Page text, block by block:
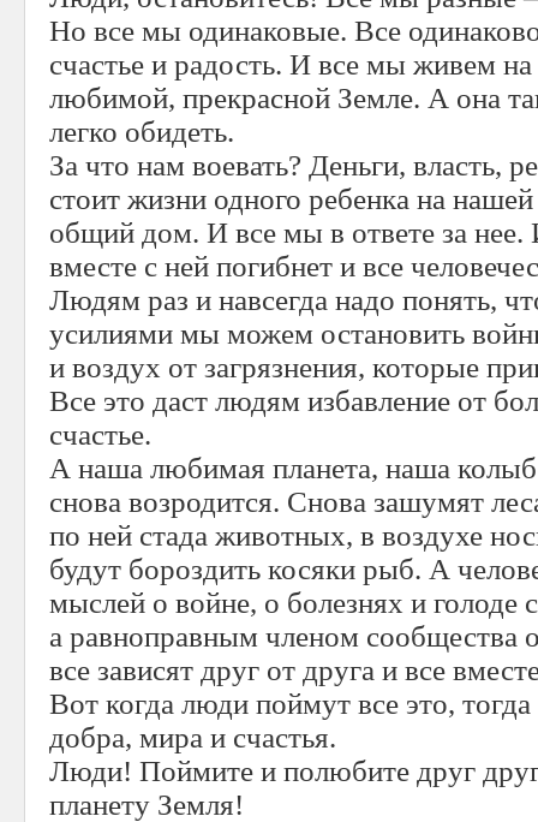
Но все мы одинаковые. Все
счастье и радость. И все мы живем
любимой, прекрасной Земле. А она
легко обидеть.
За что нам воевать? Деньги, власть,
стоит жизни одного ребенка на
общий дом. И все мы в ответе за нее.
вместе с ней погибнет и все
Людям раз и навсегда надо понять,
усилиями мы можем остановить
и воздух от загрязнения, которые
Все это даст людям избавление от
счастье.
А наша любимая планета, наша
снова возродится. Снова зашумят
по ней стада животных, в воздухе
будут бороздить косяки рыб. А
мыслей о войне, о болезнях и голоде
а равноправным членом сообщества
все зависят друг от друга и все
Вот когда люди поймут все это,
добра, мира и счастья.
Люди! Поймите и полюбите друг
планету Земля!